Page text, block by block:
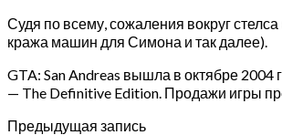
Судя по всему, сожаления вокруг
кража машин для Симона и так далее).
GTA: San Andreas вышла в октябре 2004
— The Definitive Edition. Продажи игры
Предыдущая запись